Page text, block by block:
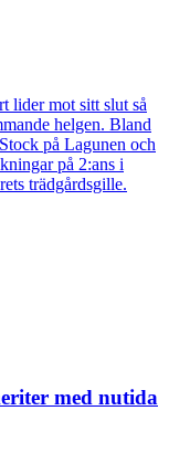
lider mot sitt slut så
helgen. Bland
på Lagunen och
på 2:ans i
trädgårdsgille.
med nutida